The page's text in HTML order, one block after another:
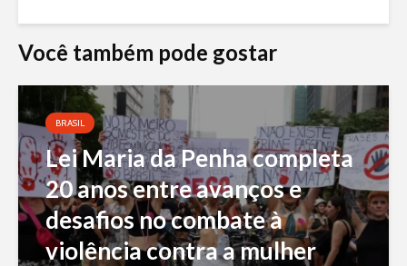
Você também pode gostar
BRASIL
Lei Maria da Penha completa
20 anos entre avanços e
desafios no combate à
violência contra a mulher